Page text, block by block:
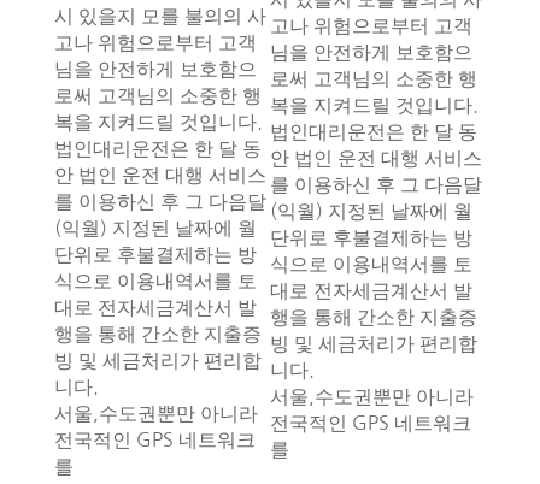
시 있을지 모를 불의의 사
고나 위험으로부터 고객
님을 안전하게 보호함으
로써 고객님의 소중한 행
복을 지켜드릴 것입니다.
법인대리운전은 한 달 동
안 법인 운전 대행 서비스
를 이용하신 후 그 다음달
(익월) 지정된 날짜에 월
단위로 후불결제하는 방
식으로 이용내역서를 토
대로 전자세금계산서 발
행을 통해 간소한 지출증
빙 및 세금처리가 편리합
니다.
서울,수도권뿐만 아니라
전국적인 GPS 네트워크
를
고나 위험으로부터 고객
님을 안전하게 보호함으
로써 고객님의 소중한 행
복을 지켜드릴 것입니다.
법인대리운전은 한 달 동
안 법인 운전 대행 서비스
를 이용하신 후 그 다음달
(익월) 지정된 날짜에 월
단위로 후불결제하는 방
식으로 이용내역서를 토
대로 전자세금계산서 발
행을 통해 간소한 지출증
빙 및 세금처리가 편리합
니다.
서울,수도권뿐만 아니라
전국적인 GPS 네트워크
를